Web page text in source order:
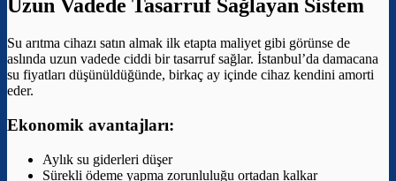
Uzun Vadede Tasarruf Sağlayan Sistem
Su arıtma cihazı satın almak ilk etapta maliyet gibi görünse de
aslında uzun vadede ciddi bir tasarruf sağlar. İstanbul’da damacana
su fiyatları düşünüldüğünde, birkaç ay içinde cihaz kendini amorti
eder.
Ekonomik avantajları:
Aylık su giderleri düşer
Sürekli ödeme yapma zorunluluğu ortadan kalkar